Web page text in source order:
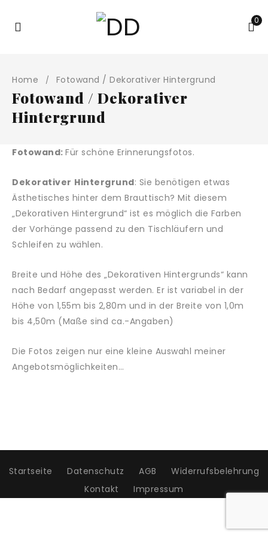
0
Home / Fotowand / Dekorativer Hintergrund
Fotowand / Dekorativer
Hintergrund
Fotowand: Für schöne Erinnerungsfotos.
Dekorativer Hintergrund: Sie benötigen etwas
Ästhetisches hinter dem Brauttisch? Mit diesem
„Dekorativen Hintergrund“ ist es möglich die Farben
der Vorhänge passend zu den Tischläufern und
Schleifen zu wählen.
Breite und Höhe des „Dekorativen Hintergrunds“ kann
nach Bedarf angepasst werden. Er ist variabel in der
Höhe von 1,55m bis 2,80m und in der Breite von 1,0m
bis 4,50m (Maße sind ca.-Angaben)
Die Fotos zeigen nur eine kleine Auswahl meiner
Angebotsmöglichkeiten…
Startseite Datenschutz AGB
Widerrufsbelehrung
Kontakt
Impressum